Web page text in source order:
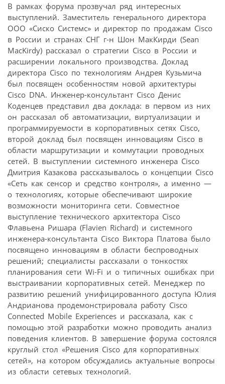
В рамках форума прозвучал ряд интересных
выступлений. Заместитель генерального директора
ООО «Сиско Системс» и директор по продажам Cisco
в России и странах СНГ г-н Шон МакКирди (Sean
MacKirdy) рассказал о стратегии Cisco в России и
расширении локального производства. Доклад
директора Cisco по технологиям Андрея Кузьмича
был посвящен особенностям новой архитектуры
Cisco DNA. Инженер-консультант Cisco Денис
Коденцев представил два доклада: в первом из них
он рассказал об автоматизации, виртуализации и
программируемости в корпоративных сетях Cisco,
второй доклад был посвящен инновациям Cisco в
области маршрутизации и коммутации проводных
сетей. В выступлении системного инженера Cisco
Дмитрия Казакова рассказывалось о концепции Cisco
«Сеть как сенсор и средство контроля», а именно —
о технологиях, которые обеспечивают широкие
возможности мониторинга сети. Совместное
выступление технического архитектора Cisco
Флавьена Ришара (Flavien Richard) и системного
инженера-консультанта Cisco Виктора Платова было
посвящено инновациям в области беспроводных
решений; специалисты рассказали о тонкостях
планирования сети Wi-Fi и о типичных ошибках при
выстраивании корпоративных сетей. Менеджер по
развитию решений унифицированного доступа Юлия
Андрианова продемонстрировала работу Cisco
Connected Mobile Experiences и рассказала, как с
помощью этой разработки можно проводить анализ
поведения клиентов. В завершение форума состоялся
круглый стол «Решения Cisco для корпоративных
сетей», на котором обсуждались актуальные вопросы
из области сетевых технологий.